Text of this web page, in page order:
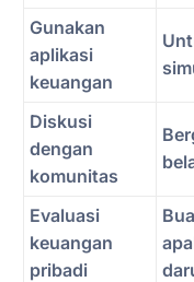
Gunakan
aplikasi
keuangan
Diskusi
dengan
komunitas
Evaluasi
keuangan
pribadi